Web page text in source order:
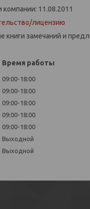
компании: 11.08.2011
лицензию
книги замечаний и
Время работы
09:00-18:00
09:00-18:00
09:00-18:00
09:00-18:00
09:00-18:00
Выходной
Выходной